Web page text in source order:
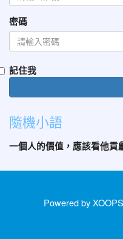
密碼
記住我
隨機小語
一個人的價值，應該看他貢
Powered by